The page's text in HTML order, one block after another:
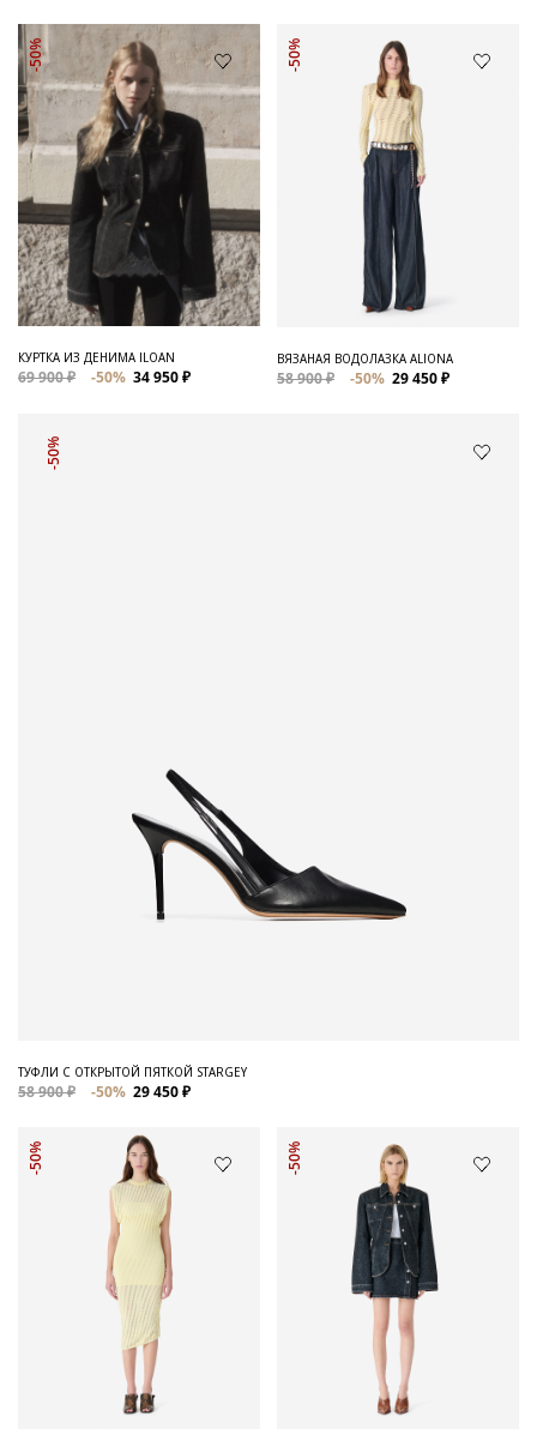
-50%
КУРТКА ИЗ ДЕНИМА ILOAN
69 900 ₽ -50% 34 950 ₽
-50%
ВЯЗАНАЯ ВОДОЛАЗКА ALIONA
58 900 ₽ -50% 29 450 ₽
-50%
ТУФЛИ С ОТКРЫТОЙ ПЯТКОЙ STARGEY
58 900 ₽ -50% 29 450 ₽
-50% -50%